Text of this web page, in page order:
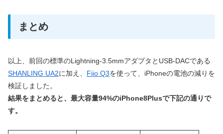
まとめ
以上、前回の標準のLightning-3.5mmアダプタとUSB-DACである
SHANLING UA2に加え、 Fiio Q3を使って、iPhoneの電池の減りを
検証しました。
結果をまとめると、最大容量94%のiPhone8Plusで下記の通りで
す。